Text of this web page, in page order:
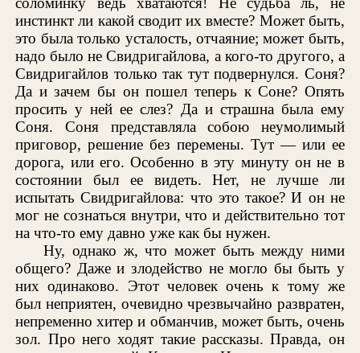
инстинкт ли какой сводит их вместе? Может быть,
это была только усталость, отчаяние; может быть,
надо было не Свидригайлова, а кого-то другого, а
Свидригайлов только так тут подвернулся. Соня?
Да и зачем бы он пошел теперь к Соне? Опять
просить у ней ее слез? Да и страшна была ему
Соня. Соня представляла собою неумолимый
приговор, решение без перемены. Тут — или ее
дорога, или его. Особенно в эту минуту он не в
состоянии был ее видеть. Нет, не лучше ли
испытать Свидригайлова: что это такое? И он не
мог не сознаться внутри, что и действительно тот
на что-то ему давно уже как бы нужен.
Ну, однако ж, что может быть между ними
общего? Даже и злодейство не могло бы быть у
них одинаково. Этот человек очень к тому же
был неприятен, очевидно чрезвычайно развратен,
непременно хитер и обманчив, может быть, очень
зол. Про него ходят такие рассказы. Правда, он